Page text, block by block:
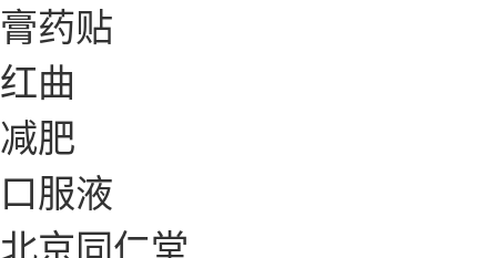
膏药贴
红曲
减肥
口服液
北京同仁堂